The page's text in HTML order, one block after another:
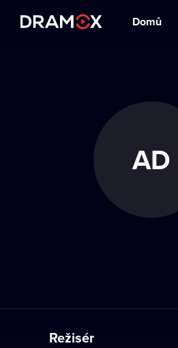
Domů
AD
Režisér